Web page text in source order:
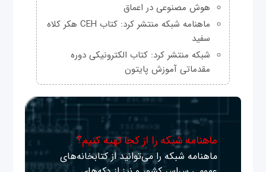
هوش مصنوعی در اعماق
ماهنامه شبکه منتشر کرد: کتاب CEH هکر کلاه
سفید
شبکه منتشر کرد: کتاب الکترونیکی دوره
مقدماتی آموزش پایتون
ماهنامه شبکه را از کجا تهیه کنیم؟
ماهنامه شبکه را می‌توانید از کتابخانه‌های